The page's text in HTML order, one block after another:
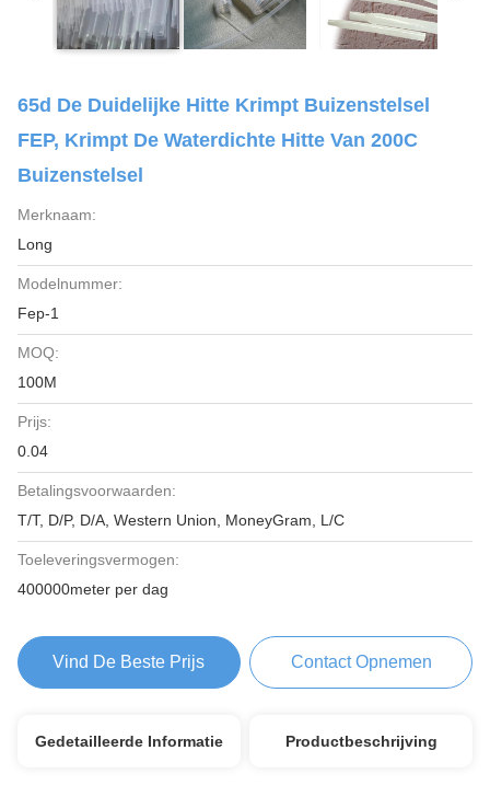
65d De Duidelijke Hitte Krimpt Buizenstelsel
FEP, Krimpt De Waterdichte Hitte Van 200C
Buizenstelsel
Merknaam:
Long
Modelnummer:
Fep-1
MOQ:
100M
Prijs:
0.04
Betalingsvoorwaarden:
T/T, D/P, D/A, Western Union, MoneyGram, L/C
Toeleveringsvermogen:
400000meter per dag
Vind De Beste Prijs Contact Opnemen
Gedetailleerde Informatie Productbeschrijving